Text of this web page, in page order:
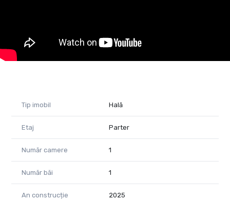
conexiuni rapide către noua Autostradă A0 (Centura
București Sud/Nord) – în plină dezvoltare, facilitând accesul
către toate direcțiile majore
Regim înălțime: Parter
An construcție: 2026
Suprafață utilă: 480 mp
Înălțime interioară: 6 m
- Avantaje:
construcție nouă – costuri reduse de mentenanță
acces facil TIR și transport greu
Tip imobil Hală
Etaj Parter
Număr camere 1
Număr băi 1
An construcție 2025